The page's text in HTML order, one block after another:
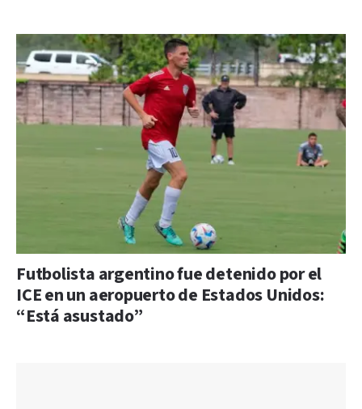
Futbolista argentino fue detenido por el
ICE en un aeropuerto de Estados Unidos:
“Está asustado”